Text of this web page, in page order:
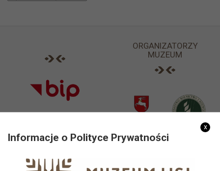
ORGANIZATORZY
MUZEUM
x
Informacje o Polityce Prywatności